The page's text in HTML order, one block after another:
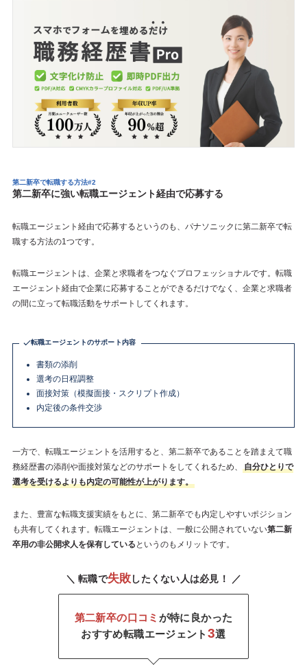
第二新卒で転職する方法#2
第二新卒に強い転職エージェント経由で応募する
転職エージェント経由で応募するというのも、パナソニックに第二新卒で転
職する方法の1つです。
転職エージェントは、企業と求職者をつなぐプロフェッショナルです。転職
エージェント経由で企業に応募することができるだけでなく、企業と求職者
の間に立って転職活動をサポートしてくれます。
転職エージェントのサポート内容
書類の添削
選考の日程調整
面接対策（模擬面接・スクリプト作成）
内定後の条件交渉
一方で、転職エージェントを活用すると、第二新卒であることを踏まえて職
務経歴書の添削や面接対策などのサポートをしてくれるため、
自分ひとりで
選考を受けるよりも内定の可能性が上がります。
また、豊富な転職支援実績をもとに、第二新卒でも内定しやすいポジション
も共有してくれます。転職エージェントは、一般に公開されていない第二新
卒用の非公開求人を保有している というのもメリットです。
＼ 転職で失敗 したくない人は必見！ ／
第二新卒の口コミ が特に良かった
おすすめ転職エージェント 3選